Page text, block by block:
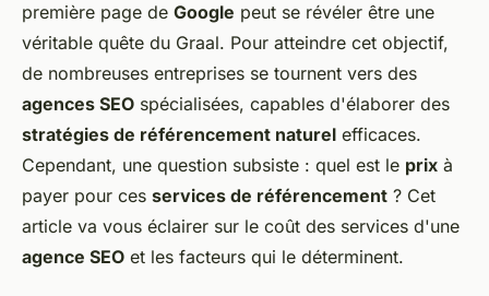
première page de Google peut se révéler être une
véritable quête du Graal. Pour atteindre cet objectif,
de nombreuses entreprises se tournent vers des
agences SEO spécialisées, capables d'élaborer des
stratégies de référencement naturel efficaces.
Cependant, une question subsiste : quel est le prix à
payer pour ces services de référencement ? Cet
article va vous éclairer sur le coût des services d'une
agence SEO et les facteurs qui le déterminent.